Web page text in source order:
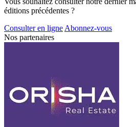
éditions précédentes ?
Consulter en ligne Abonnez-vous
Nos partenaires